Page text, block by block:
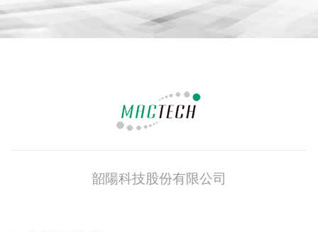
韶陽科技股份有限公司